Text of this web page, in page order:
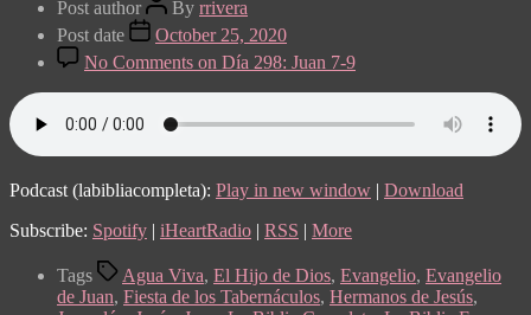
Post author By rrivera
Post date
October 25, 2020
No Comments on Día 298: Juan 7-9
Podcast (labibliacompleta): Play in new window | Download
Subscribe: Spotify | iHeartRadio | RSS | More
Tags Agua Viva, El Hijo de Dios, Evangelio, Evangelio
de Juan, Fiesta de los Tabernáculos, Hermanos de Jesús,